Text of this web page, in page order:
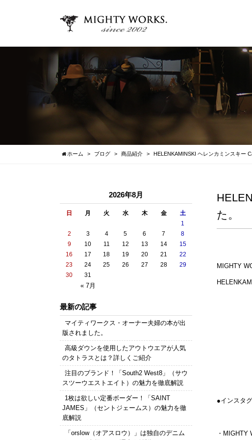
ホーム ブログ 商品紹介 HELENKAMINSKI ヘレンカミンスキー
た。
MIGHTY
●インスタ
・
2026年8月
日 月 火 水 木 金 土
« 7月
1
2
3 4 5 6 7
8
9
10 11 12 13 14
15
16
17 18 19 20 21
22
23
24 25 26 27 28
29
30
31
最新の記事
マイティワークス・オーナー夫婦の本が出
版されました。
高級ダウンを使用したアウトウエアが人気
のタトラスとは？詳しくご紹介
注目のブランド！「South2 West8」（サウ
スツーウエストエイト）の魅力を徹底解説
1枚は欲しい定番ボーダー！「SAINT
JAMES」（セントジェームス）の魅力を徹
底解説
「orslow（オアスロウ）」は独自のデニム